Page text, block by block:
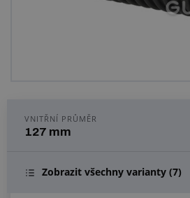
VNITŘNÍ PRŮMĚR
127 mm
Zobrazit všechny varianty (7)